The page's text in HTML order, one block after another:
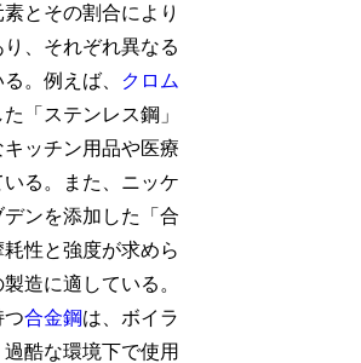
とその割合により
、それぞれ異なる
。例えば、
クロム
「ステンレス鋼」
ッチン用品や医療
る。また、ニッケ
デンを添加した「合
性と強度が求めら
造に適している。
つ合金鋼は、ボイラ
酷な環境下で使用